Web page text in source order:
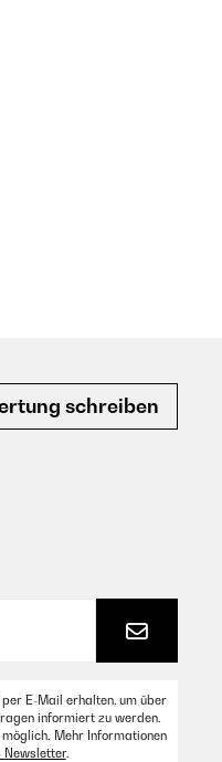
schreiben
E-Mail erhalten, um über
informiert zu werden.
Mehr Informationen
Newsletter.